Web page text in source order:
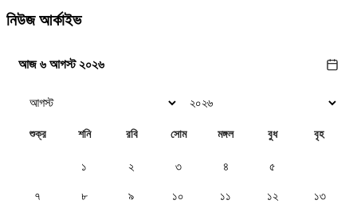
নিউজ আর্কাইভ
আজ ৬ আগস্ট ২০২৬
শুক্র শনি রবি সোম মঙ্গল বুধ বৃহ
১ ২ ৩ ৪ ৫
৭ ৮ ৯ ১০ ১১ ১২ ১৩